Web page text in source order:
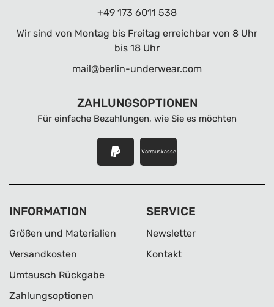
+49 173 6011 538
Wir sind von Montag bis Freitag erreichbar von 8 Uhr
bis 18 Uhr
mail@berlin-underwear.com
ZAHLUNGSOPTIONEN
Für einfache Bezahlungen, wie Sie es möchten
Vorrauskasse
INFORMATION
Größen und Materialien
Versandkosten
Umtausch Rückgabe
Zahlungsoptionen
SERVICE
Newsletter
Kontakt